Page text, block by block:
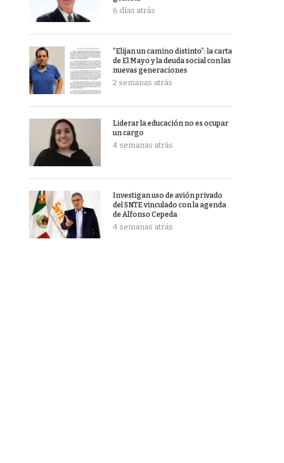
6 días atrás
“Elijan un camino distinto”: la carta
de El Mayo y la deuda social con las
nuevas generaciones
2 semanas atrás
Liderar la educación no es ocupar
un cargo
4 semanas atrás
Investigan uso de avión privado
del SNTE vinculado con la agenda
de Alfonso Cepeda
4 semanas atrás